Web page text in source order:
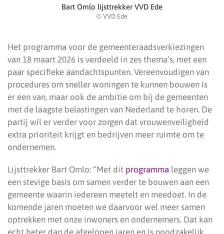
Bart Omlo lijsttrekker VVD Ede
© VVD Ede
Het programma voor de gemeenteraadsverkiezingen
van 18 maart 2026 is verdeeld in zes thema’s, met een
paar specifieke aandachtspunten. Vereenvoudigen van
procedures om sneller woningen te kunnen bouwen is
er een van, maar ook de ambitie om bij de gemeenten
met de laagste belastingen van Nederland te horen. De
partij wil er verder voor zorgen dat vrouwenveiligheid
extra prioriteit krijgt en bedrijven meer ruimte om te
ondernemen.
Lijsttrekker Bart Omlo: “Met dit programma leggen we
een stevige basis om samen verder te bouwen aan een
gemeente waarin iedereen meetelt en meedoet. In de
komende jaren moeten we daarvoor wel meer samen
optrekken met onze inwoners en ondernemers. Dat kan